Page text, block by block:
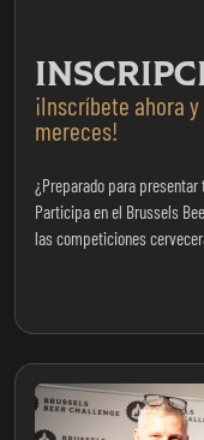
¡Inscríbete ahora
mereces!
¿Preparado para
Participa en el Brussels
las competiciones